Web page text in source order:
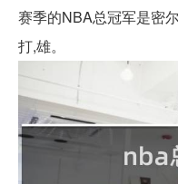
赛季的NBA总冠军是密
打,雄。